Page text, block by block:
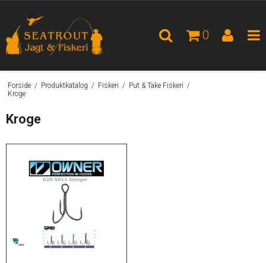
0
Forside / Produktkatalog / Fiskeri / Put & Take Fiskeri /
Kroge
Kroge